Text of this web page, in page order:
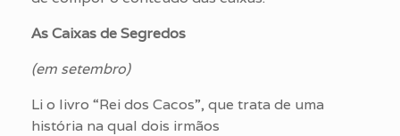
As Caixas de Segredos
(em setembro)
Li o livro “Rei dos Cacos”, que trata de uma
história na qual dois irmãos